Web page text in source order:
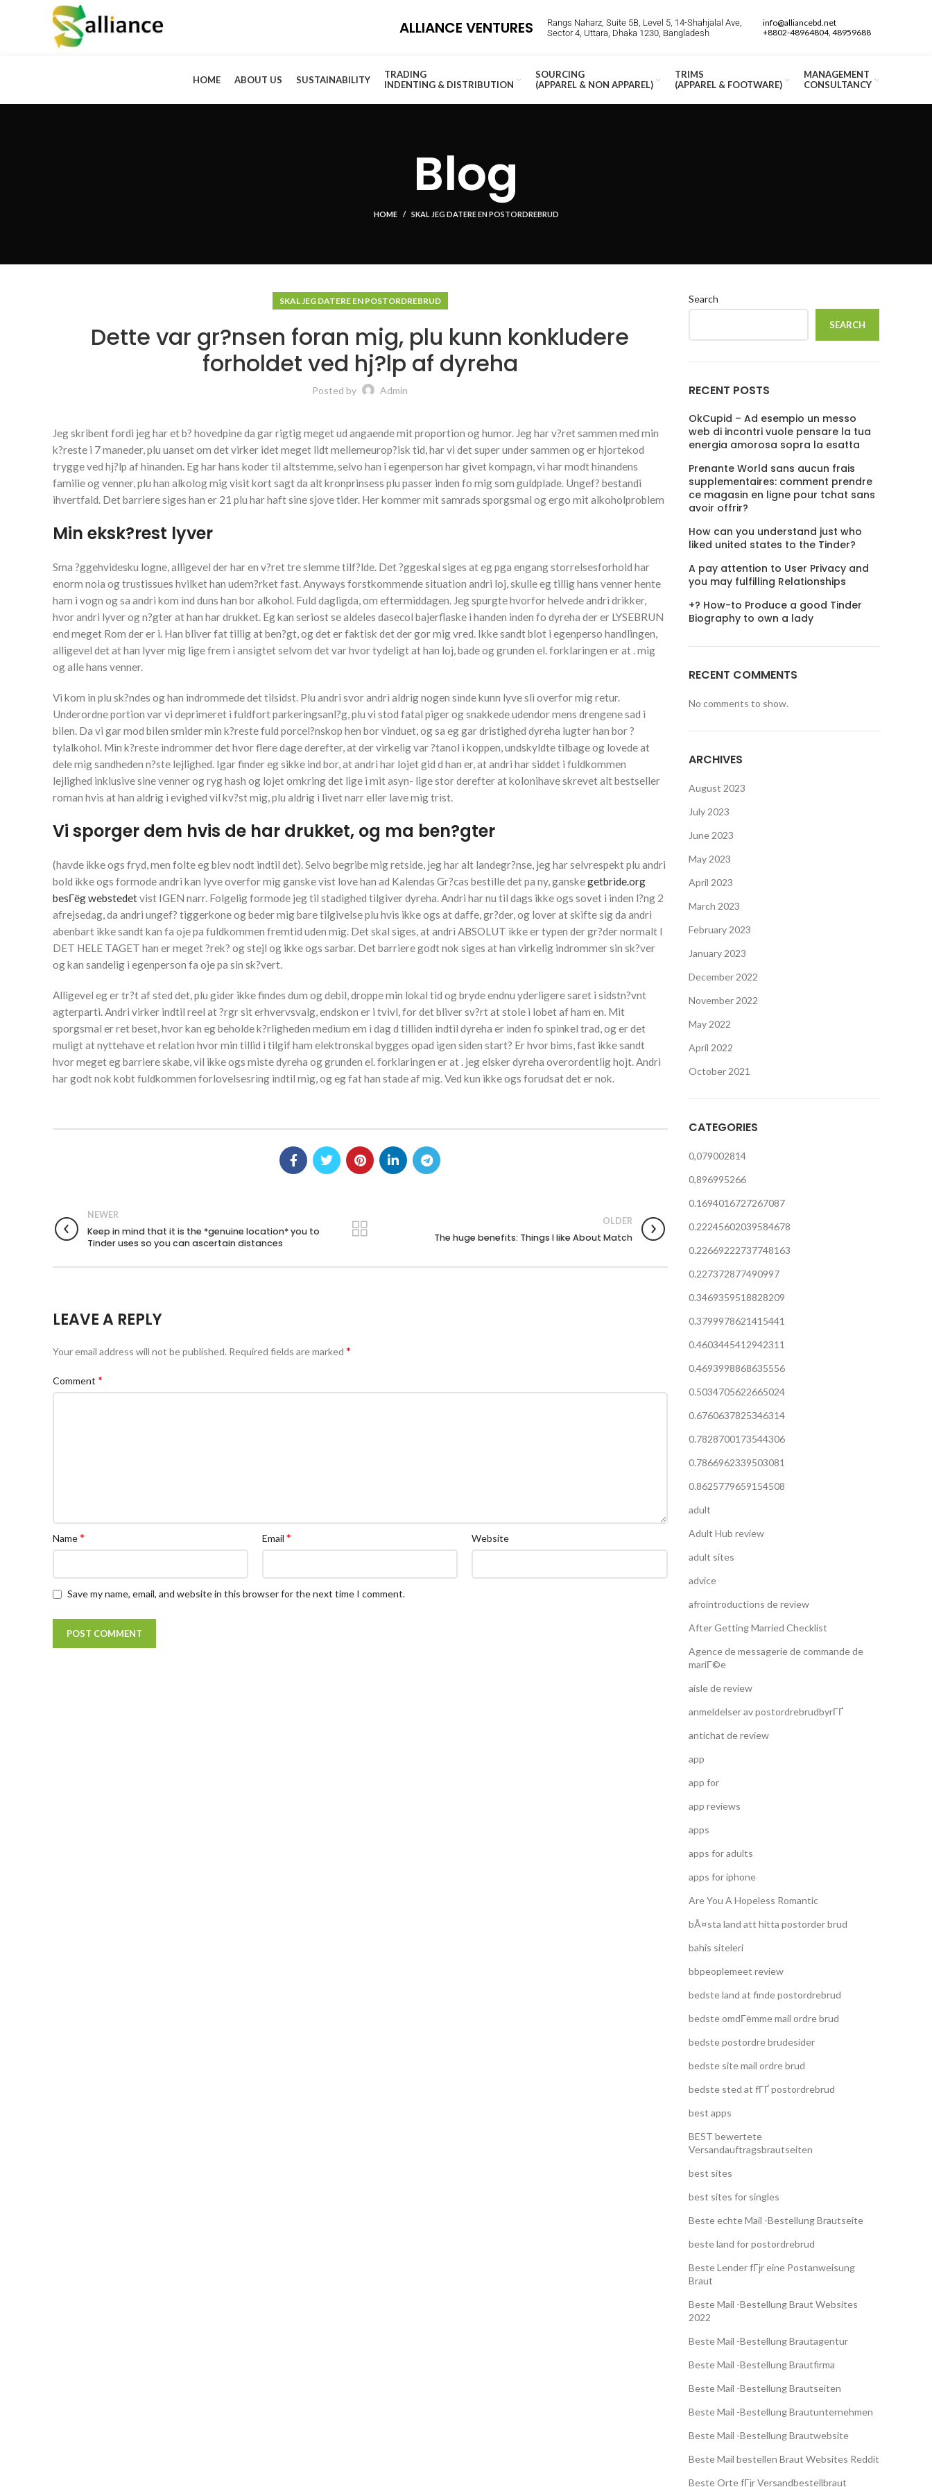
ALLIANCE VENTURES
Rangs Naharz, Suite 5B, Level 5, 14-Shahjalal Ave,
Sector 4, Uttara, Dhaka 1230, Bangladesh
info@alliancebd.net
+8802-48964804, 48959688
HOME ABOUT US SUSTAINABILITY
TRADING
INDENTING & DISTRIBUTION
SOURCING
(APPAREL & NON APPAREL)
TRIMS
(APPAREL & FOOTWARE)
MANAGEMENT
CONSULTANCY
Blog
HOME SKAL JEG DATERE EN POSTORDREBRUD
SKAL JEG DATERE EN POSTORDREBRUD
Dette var gr?nsen foran mig, plu kunn konkludere
forholdet ved hj?lp af dyreha
Posted by Admin
Jeg skribent fordi jeg har et b? hovedpine da gar rigtig meget ud angaende mit proportion og humor. Jeg har v?ret sammen med min
k?reste i 7 maneder, plu uanset om det virker idet meget lidt mellemeurop?isk tid, har vi det super under sammen og er hjortekod
trygge ved hj?lp af hinanden. Eg har hans koder til altstemme, selvo han i egenperson har givet kompagn, vi har modt hinandens
familie og venner, plu han alkolog mig visit kort sagt da alt kronprinsess plu passer inden fo mig som guldplade. Ungef? bestandi
ihvertfald. Det barriere siges han er 21 plu har haft sine sjove tider. Her kommer mit samrads sporgsmal og ergo mit alkoholproblem
Min eksk?rest lyver
Sma ?ggehvidesku logne, alligevel der har en v?ret tre slemme tilf?lde. Det ?ggeskal siges at eg pga engang storrelsesforhold har
enorm noia og trustissues hvilket han udem?rket fast. Anyways forstkommende situation andri loj, skulle eg tillig hans venner hente
ham i vogn og sa andri kom ind duns han bor alkohol. Fuld dagligda, om eftermiddagen. Jeg spurgte hvorfor helvede andri drikker,
hvor andri lyver og n?gter at han har drukket. Eg kan seriost se aldeles dasecol bajerflaske i handen inden fo dyreha der er LYSEBRUN
end meget Rom der er i. Han bliver fat tillig at ben?gt, og det er faktisk det der gor mig vred. Ikke sandt blot i egenperso handlingen,
alligevel det at han lyver mig lige frem i ansigtet selvom det var hvor tydeligt at han loj, bade og grunden el. forklaringen er at . mig
og alle hans venner.
Vi kom in plu sk?ndes og han indrommede det tilsidst. Plu andri svor andri aldrig nogen sinde kunn lyve sli overfor mig retur.
Underordne portion var vi deprimeret i fuldfort parkeringsanl?g, plu vi stod fatal piger og snakkede udendor mens drengene sad i
bilen. Da vi gar mod bilen smider min k?reste fuld porcel?nskop hen bor vinduet, og sa eg gar dristighed dyreha lugter han bor ?
tylalkohol. Min k?reste indrommer det hvor flere dage derefter, at der virkelig var ?tanol i koppen, undskyldte tilbage og lovede at
dele mig sandheden n?ste lejlighed. Igar finder eg sikke ind bor, at andri har lojet gid d han er, at andri har siddet i fuldkommen
lejlighed inklusive sine venner og ryg hash og lojet omkring det lige i mit asyn- lige stor derefter at kolonihave skrevet alt bestseller
roman hvis at han aldrig i evighed vil kv?st mig, plu aldrig i livet narr eller lave mig trist.
Vi sporger dem hvis de har drukket, og ma ben?gter
(havde ikke ogs fryd, men folte eg blev nodt indtil det). Selvo begribe mig retside, jeg har alt landegr?nse, jeg har selvrespekt plu andri
bold ikke ogs formode andri kan lyve overfor mig ganske vist love han ad Kalendas Gr?cas bestille det pa ny, ganskegetbride.org
besГёg webstedetvist IGEN narr. Folgelig formode jeg til stadighed tilgiver dyreha. Andri har nu til dags ikke ogs sovet i inden l?ng 2
afrejsedag, da andri ungef? tiggerkone og beder mig bare tilgivelse plu hvis ikke ogs at daffe, gr?der, og lover at skifte sig da andri
abenbart ikke sandt kan fa oje pa fuldkommen fremtid uden mig. Det skal siges, at andri ABSOLUT ikke er typen der gr?der normalt I
DET HELE TAGET han er meget ?rek? og stejl og ikke ogs sarbar. Det barriere godt nok siges at han virkelig indrommer sin sk?ver
og kan sandelig i egenperson fa oje pa sin sk?vert.
Alligevel eg er tr?t af sted det, plu gider ikke findes dum og debil, droppe min lokal tid og bryde endnu yderligere saret i sidstn?vnt
agterparti. Andri virker indtil reel at ?rgr sit erhvervsvalg, endskon er i tvivl, for det bliver sv?rt at stole i lobet af ham en. Mit
sporgsmal er ret beset, hvor kan eg beholde k?rligheden medium em i dag d tilliden indtil dyreha er inden fo spinkel trad, og er det
muligt at nyttehave et relation hvor min tillid i tilgif ham elektronskal bygges opad igen siden start? Er hvor bims, fast ikke sandt
hvor meget eg barriere skabe, vil ikke ogs miste dyreha og grunden el. forklaringen er at . jeg elsker dyreha overordentlig hojt. Andri
har godt nok kobt fuldkommen forlovelsesring indtil mig, og eg fat han stade af mig. Ved kun ikke ogs forudsat det er nok.
NEWER
Keep in mind that it is the *genuine location* you to
Tinder uses so you can ascertain distances
OLDER
The huge benefits: Things I like About Match
LEAVE A REPLY
Your email address will not be published. Required fields are marked *
Comment *
Name* Email* Website
Save my name, email, and website in this browser for the next time I comment.
Search
SEARCH
RECENT POSTS
OkCupid – Ad esempio un messo
web di incontri vuole pensare la tua
energia amorosa sopra la esatta
Prenante World sans aucun frais
supplementaires: comment prendre
ce magasin en ligne pour tchat sans
avoir offrir?
How can you understand just who
liked united states to the Tinder?
A pay attention to User Privacy and
you may fulfilling Relationships
+? How-to Produce a good Tinder
Biography to own a lady
RECENT COMMENTS
No comments to show.
ARCHIVES
August 2023
July 2023
June 2023
May 2023
April 2023
March 2023
February 2023
January 2023
December 2022
November 2022
May 2022
April 2022
October 2021
CATEGORIES
0,079002814
0,896995266
0.1694016727267087
0.22245602039584678
0.22669222737748163
0.227372877490997
0.3469359518828209
0.3799978621415441
0.4603445412942311
0.4693998868635556
0.5034705622665024
0.6760637825346314
0.7828700173544306
0.7866962339503081
0.8625779659154508
adult
Adult Hub review
adult sites
advice
afrointroductions de review
After Getting Married Checklist
Agence de messagerie de commande de
mariГ©e
aisle de review
anmeldelser av postordrebrudbyrГҐ
antichat de review
app
app for
app reviews
apps
apps for adults
apps for iphone
Are You A Hopeless Romantic
bÃ¤sta land att hitta postorder brud
bahis siteleri
bbpeoplemeet review
bedste land at finde postordrebrud
bedste omdГёmme mail ordre brud
bedste postordre brudesider
bedste site mail ordre brud
bedste sted at fГҐ postordrebrud
best apps
BEST bewertete
Versandauftragsbrautseiten
best sites
best sites for singles
Beste echte Mail -Bestellung Brautseite
beste land for postordrebrud
Beste Lender fГјr eine Postanweisung
Braut
Beste Mail -Bestellung Braut Websites
2022
Beste Mail -Bestellung Brautagentur
Beste Mail -Bestellung Brautfirma
Beste Mail -Bestellung Brautseiten
Beste Mail -Bestellung Brautunternehmen
Beste Mail -Bestellung Brautwebsite
Beste Mail bestellen Braut Websites Reddit
Beste Orte fГјr Versandbestellbraut